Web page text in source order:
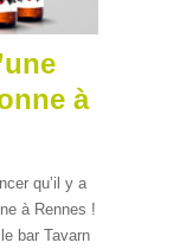
à
qu’il y a
à Rennes !
bar Tavarn